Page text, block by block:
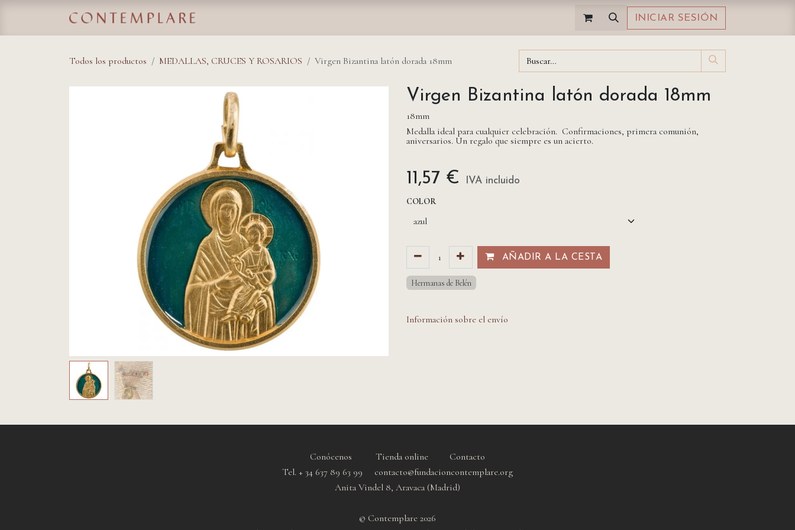
INICIAR SESIÓN
Todos los productos MEDALLAS, CRUCES Y ROSARIOS Virgen Bizantina latón dorada 18mm
Virgen Bizantina latón dorada 18mm
18mm
Medalla ideal para cualquier celebración. Confirmaciones, primera comunión,
aniversarios. Un regalo que siempre es un acierto.
11,57 € IVA incluido
COLOR
AÑADIR A LA CESTA​​
Hermanas de Belén
Información sobre el envío
Conócenos Tienda online
Contacto
Tel. + 34 637 89 63 99 contacto@fundacioncontemplare.org
Anita Vindel 8, Aravaca (Madrid)
© Contemplare 2026